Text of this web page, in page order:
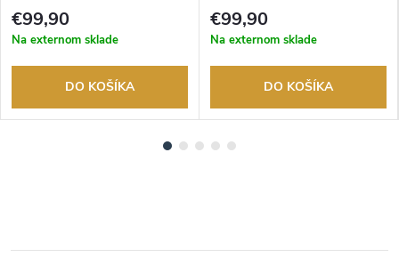
tovaru. Autorizovaný predajca.
€99,90
Na externom sklade
DO KOŠÍKA
tovaru. Autorizovaný predajca.
€99,90
Na externom sklade
DO KOŠÍKA